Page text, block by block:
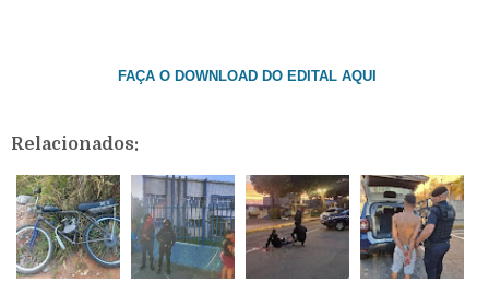
FAÇA O DOWNLOAD DO EDITAL AQUI
Relacionados: